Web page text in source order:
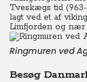
Tveskægs tid
lagt ved et af
Limfjorden og nær
Ringmuren ved
Besøg